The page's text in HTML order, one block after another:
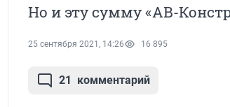
Но и эту сумму «АВ-
25 сентября 2021, 14:26 16 895
21 комментарий